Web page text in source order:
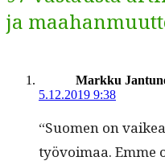
ja
Markku
5.12.2019 9:38
“Suomen on
työvoimaa. Emme